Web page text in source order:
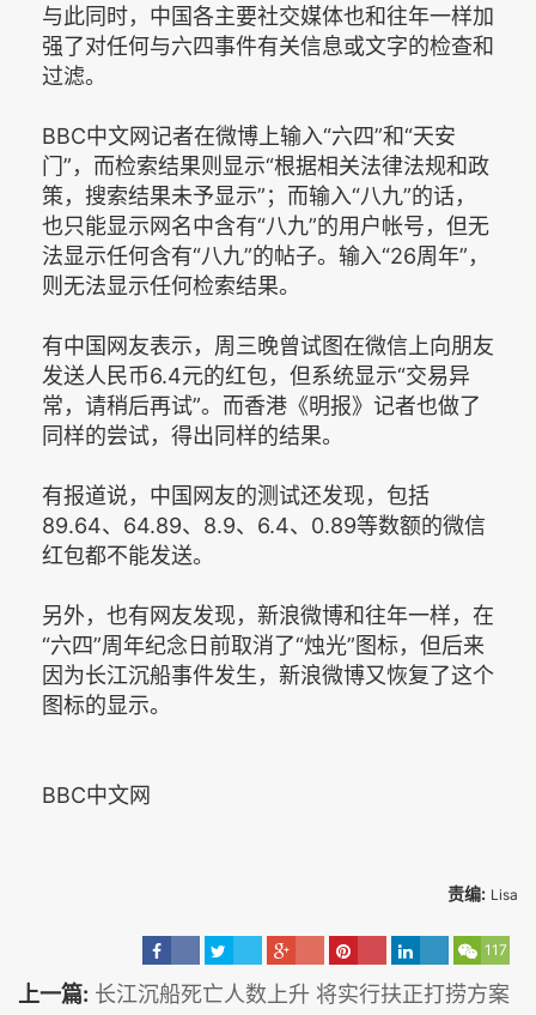
与此同时，中国各主要社交媒体也和往年一样加
强了对任何与六四事件有关信息或文字的检查和
过滤。
BBC中文网记者在微博上输入“六四”和“天安
门”，而检索结果则显示“根据相关法律法规和政
策，搜索结果未予显示”；而输入“八九”的话，
也只能显示网名中含有“八九”的用户帐号，但无
法显示任何含有“八九”的帖子。输入“26周年”，
则无法显示任何检索结果。
有中国网友表示，周三晚曾试图在微信上向朋友
发送人民币6.4元的红包，但系统显示“交易异
常，请稍后再试”。而香港《明报》记者也做了
同样的尝试，得出同样的结果。
有报道说，中国网友的测试还发现，包括
89.64、64.89、8.9、6.4、0.89等数额的微信
红包都不能发送。
另外，也有网友发现，新浪微博和往年一样，在
“六四”周年纪念日前取消了“烛光”图标，但后来
因为长江沉船事件发生，新浪微博又恢复了这个
图标的显示。
BBC中文网
责编: Lisa
117
上一篇: 长江沉船死亡人数上升 将实行扶正打捞方案